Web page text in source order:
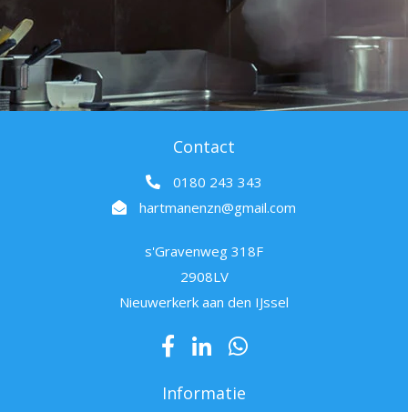
Contact
0180 243 343
hartmanenzn@gmail.com
s'Gravenweg 318F
2908LV
Nieuwerkerk aan den IJssel
Informatie